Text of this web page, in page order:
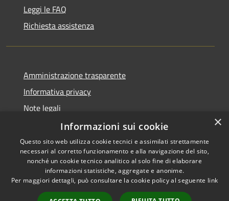
Leggi le FAQ
Richiesta assistenza
Amministrazione trasparente
Informativa privacy
Note legali
Dichiarazione di accessibilità
RSS
Accessibilità
Copyright © 2026 • Comune di
Montefiore dell'Aso • Powered
×
Informazioni sui cookie
Questo sito web utilizza cookie tecnici e assimilati strettamente
necessari al corretto funzionamento e alla navigazione del sito,
nonché un cookie tecnico analitico al solo fine di elaborare
informazioni statistiche, aggregate e anonime.
Per maggiori dettagli, può consultare la cookie policy al seguente link